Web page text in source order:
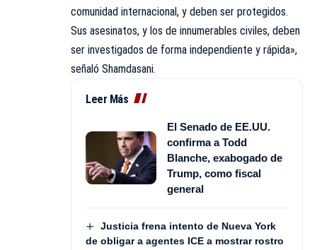
comunidad internacional, y deben ser protegidos.
Sus asesinatos, y los de innumerables civiles, deben
ser investigados de forma independiente y rápida»,
señaló Shamdasani.
Leer Más
El Senado de EE.UU.
confirma a Todd
Blanche, exabogado de
Trump, como fiscal
general
Justicia frena intento de Nueva York
de obligar a agentes ICE a mostrar rostro